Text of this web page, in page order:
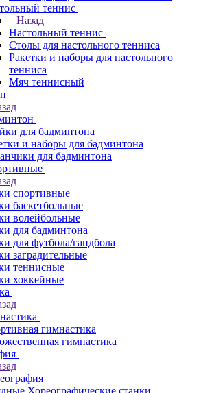
теннис
Назад
Настольный теннис
Столы для настольного тенниса
Ракетки и наборы для настольного
тенниса
Мяч теннисный
для бадминтона
и наборы для бадминтона
для бадминтона
спортивные
баскетбольные
волейбольные
для бадминтона
для футбола/гандбола
заградительные
теннисные
хоккейные
гимнастика
гимнастика
Хореографические станки